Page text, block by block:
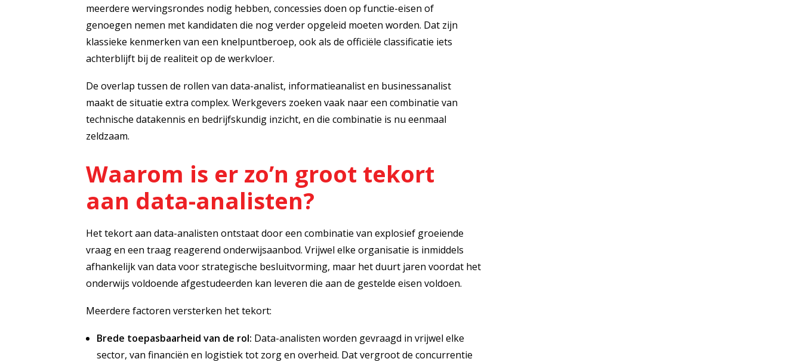
meerdere wervingsrondes nodig hebben, concessies doen op functie-eisen of
genoegen nemen met kandidaten die nog verder opgeleid moeten worden. Dat zijn
klassieke kenmerken van een knelpuntberoep, ook als de officiële classificatie iets
achterblijft bij de realiteit op de werkvloer.
De overlap tussen de rollen van data-analist, informatieanalist en businessanalist
maakt de situatie extra complex. Werkgevers zoeken vaak naar een combinatie van
technische datakennis en bedrijfskundig inzicht, en die combinatie is nu eenmaal
zeldzaam.
Waarom is er zo’n groot tekort
aan data-analisten?
Het tekort aan data-analisten ontstaat door een combinatie van explosief groeiende
vraag en een traag reagerend onderwijsaanbod. Vrijwel elke organisatie is inmiddels
afhankelijk van data voor strategische besluitvorming, maar het duurt jaren voordat het
onderwijs voldoende afgestudeerden kan leveren die aan de gestelde eisen voldoen.
Meerdere factoren versterken het tekort:
Brede toepasbaarheid van de rol: Data-analisten worden gevraagd in vrijwel elke
sector, van financiën en logistiek tot zorg en overheid. Dat vergroot de concurrentie